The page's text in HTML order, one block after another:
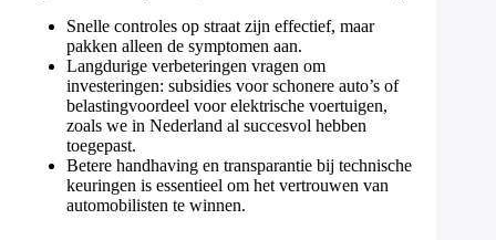
Snelle controles op straat zijn effectief, maar
pakken alleen de symptomen aan.
Langdurige verbeteringen vragen om
investeringen: subsidies voor schonere auto’s of
belastingvoordeel voor elektrische voertuigen,
zoals we in Nederland al succesvol hebben
toegepast.
Betere handhaving en transparantie bij technische
keuringen is essentieel om het vertrouwen van
automobilisten te winnen.